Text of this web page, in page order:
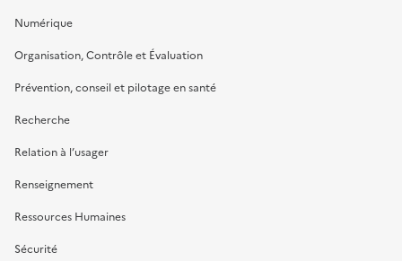
Numérique
Organisation, Contrôle et Évaluation
Prévention, conseil et pilotage en santé
Recherche
Relation à l’usager
Renseignement
Ressources Humaines
Sécurité